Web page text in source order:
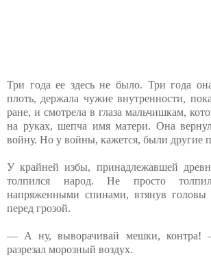
Три года ее здесь не было. Три года
плоть, держала чужие внутренности,
ране, и смотрела в глаза мальчишкам,
на руках, шепча имя матери. Она
войну. Но у войны, кажется, были другие
У крайней избы, принадлежавшей
толпился народ. Не просто
напряженными спинами, втянув головы
перед грозой.
— А ну, выворачивай мешки, контра!
разрезал морозный воздух.